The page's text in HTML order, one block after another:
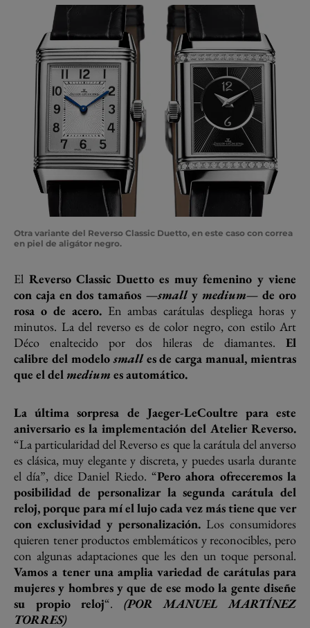
Otra variante del Reverso Classic Duetto, en este caso con correa
en piel de aligátor negro.
El Reverso Classic Duetto es muy femenino y viene
con caja en dos tamaños —smally medium—de oro
rosa o de acero.En ambas carátulas despliega horas y
minutos. La del reverso es de color negro, con estilo Art
Déco enaltecido por dos hileras de diamantes. El
calibre del modelosmalles de carga manual, mientras
que el del medium es automático.
La última sorpresa de Jaeger-LeCoultre para este
aniversario es la implementación del Atelier Reverso.
“La particularidad del Reverso es que la carátula del anverso
es clásica, muy elegante y discreta, y puedes usarla durante
el día”, dice Daniel Riedo. “Pero ahora ofreceremos la
posibilidad de personalizar la segunda carátula del
reloj, porque para mí el lujo cada vez más tiene que ver
con exclusividad y personalización. Los consumidores
quieren tener productos emblemáticos y reconocibles, pero
con algunas adaptaciones que les den un toque personal.
Vamos a tener una amplia variedad de carátulas para
mujeres y hombres y que de ese modo la gente diseñe
su propio reloj“. (POR MANUEL MARTÍNEZ
TORRES)